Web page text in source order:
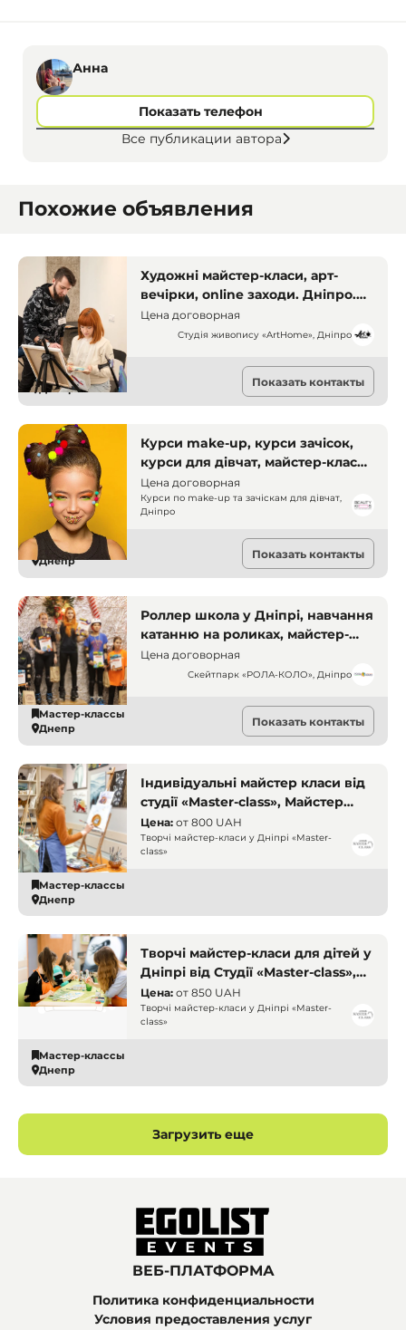
Анна
Показать телефон
Все публикации автора
Похожие объявления
Художні майстер-класи, арт-
вечірки, online заходи. Дніпро.
Майстер-класи
Цена договорная
Студія живопису «ArtHome», Дніпро
Мастер-классы
Днепр
Показать контакты
Курси make-up, курси зачісок,
курси для дівчат, майстер-класи
макіяж, курси краси, навчання
зачіскам, уроки макіяжу
Цена договорная
Курси по make-up та зачіскам для дівчат,
Дніпро
Мастер-классы
Днепр
Показать контакты
Роллер школа у Дніпрі, навчання
катанню на роликах, майстер-
класи для дітей і дорослих,
активний відпочинок на
Цена договорная
Скейтпарк «РОЛА-КОЛО», Дніпро
Мастер-классы
Днепр
Показать контакты
Індивідуальні майстер класи від
студії «Master-class», Майстер
класи в Дніпрі
Цена: от 800 UAH
Творчі майстер-класи у Дніпрі «Master-
class»
Мастер-классы
Днепр
Творчі майстер-класи для дітей у
Дніпрі від Студії «Master-class»,
Майстер-класи в Дніпрі
Цена: от 850 UAH
Творчі майстер-класи у Дніпрі «Master-
class»
Мастер-классы
Днепр
Загрузить еще
ВЕБ-ПЛАТФОРМА
Политика конфиденциальности
Условия предоставления услуг